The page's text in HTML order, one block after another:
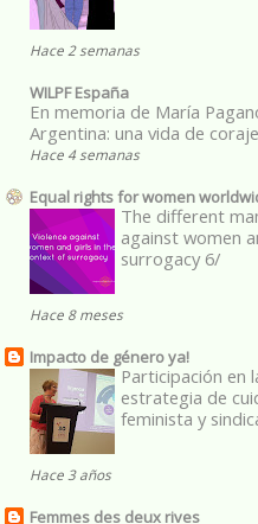
Hace 2 semanas
WILPF España
En memoria de María
Argentina: una vida de
Hace 4 semanas
Equal rights for women
The different
against women
surrogacy 6/
Hace 8 meses
Impacto de género ya!
Participación en
estrategia de
feminista y
Hace 3 años
Femmes des deux rives